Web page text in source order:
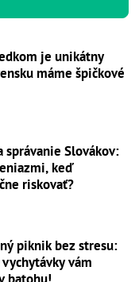
je unikátny
máme špičkové
Slovákov:
keď
riskovať?
piknik bez stresu:
vám